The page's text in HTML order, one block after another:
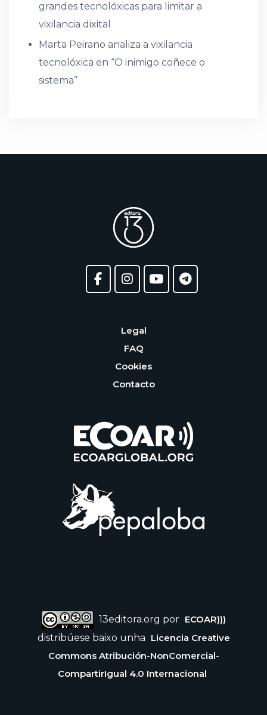
grandes tecnolóxicas para limitar a
vixilancia dixital
Marta Peirano analiza a vixilancia
tecnolóxica en “O inimigo coñece o
sistema”
Legal
FAQ
Cookies
Contacto
13editora.org por ECOAR)))
distribúese baixo unha Licencia Creative
Commons Atribución-NonComercial-
CompartirIgual 4.0 Internacional